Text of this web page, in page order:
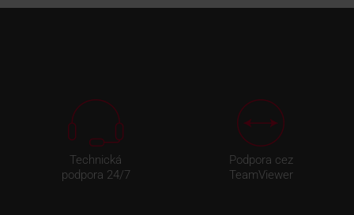
Technická
podpora 24/7
Podpora cez
TeamViewer